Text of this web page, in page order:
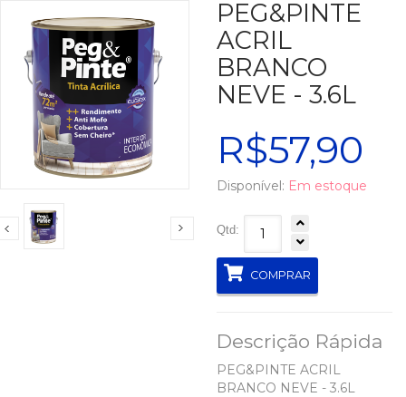
PEG&PINTE
ACRIL
BRANCO
NEVE - 3.6L
R$57,90
Disponível: Em estoque
Qtd:
COMPRAR
Descrição Rápida
PEG&PINTE ACRIL
BRANCO NEVE - 3.6L